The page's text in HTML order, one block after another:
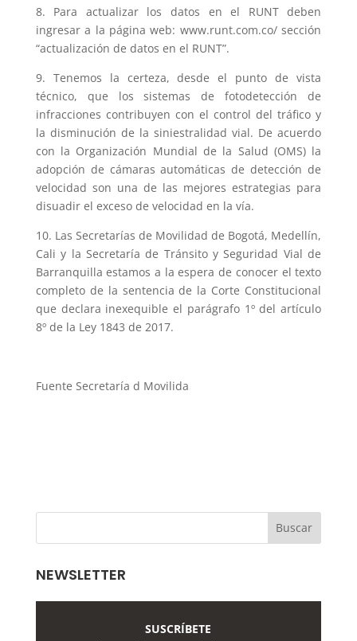
8. Para actualizar los datos en el RUNT deben
ingresar a la página web: www.runt.com.co/ sección
“actualización de datos en el RUNT”.
9. Tenemos la certeza, desde el punto de vista
técnico, que los sistemas de fotodetección de
infracciones contribuyen con el control del tráfico y
la disminución de la siniestralidad vial. De acuerdo
con la Organización Mundial de la Salud (OMS) la
adopción de cámaras automáticas de detección de
velocidad son una de las mejores estrategias para
disuadir el exceso de velocidad en la vía.
10. Las Secretarías de Movilidad de Bogotá, Medellín,
Cali y la Secretaría de Tránsito y Seguridad Vial de
Barranquilla estamos a la espera de conocer el texto
completo de la sentencia de la Corte Constitucional
que declara inexequible el parágrafo 1º del artículo
8º de la Ley 1843 de 2017.
Fuente Secretaría d Movilida
NEWSLETTER
SUSCRÍBETE